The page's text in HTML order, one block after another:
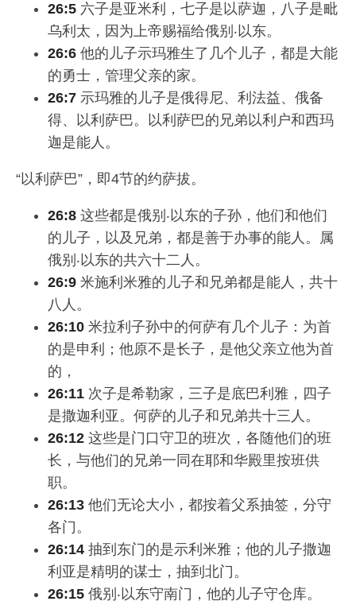
26:5 六子是亚米利，七子是以萨迦，八子是毗
乌利太，因为上帝赐福给俄别‧以东。
26:6 他的儿子示玛雅生了几个儿子，都是大能
的勇士，管理父亲的家。
26:7 示玛雅的儿子是俄得尼、利法益、俄备
得、以利萨巴。以利萨巴的兄弟以利户和西玛
迦是能人。
“以利萨巴”，即4节的约萨拔。
26:8 这些都是俄别‧以东的子孙，他们和他们
的儿子，以及兄弟，都是善于办事的能人。属
俄别‧以东的共六十二人。
26:9 米施利米雅的儿子和兄弟都是能人，共十
八人。
26:10 米拉利子孙中的何萨有几个儿子：为首
的是申利；他原不是长子，是他父亲立他为首
的，
26:11 次子是希勒家，三子是底巴利雅，四子
是撒迦利亚。何萨的儿子和兄弟共十三人。
26:12 这些是门口守卫的班次，各随他们的班
长，与他们的兄弟一同在耶和华殿里按班供
职。
26:13 他们无论大小，都按着父系抽签，分守
各门。
26:14 抽到东门的是示利米雅；他的儿子撒迦
利亚是精明的谋士，抽到北门。
26:15 俄别‧以东守南门，他的儿子守仓库。